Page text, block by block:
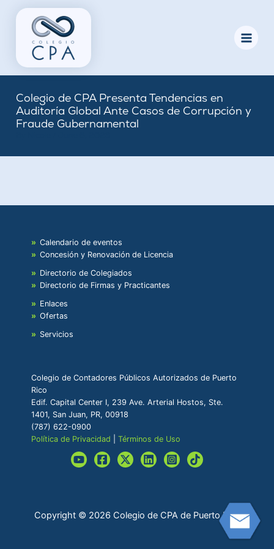
Colegio de CPA Presenta Tendencias en
Auditoría Global Ante Casos de Corrupción y
Fraude Gubernamental
Calendario de eventos
Concesión y Renovación de Licencia
Directorio de Colegiados
Directorio de Firmas y Practicantes
Enlaces
Ofertas
Servicios
Colegio de Contadores Públicos Autorizados de Puerto
Rico
Edif. Capital Center I, 239 Ave. Arterial Hostos, Ste.
1401, San Juan, PR, 00918
(787) 622-0900
Política de Privacidad |Términos de Uso
Copyright © 2026 Colegio de CPA de Puerto Rico